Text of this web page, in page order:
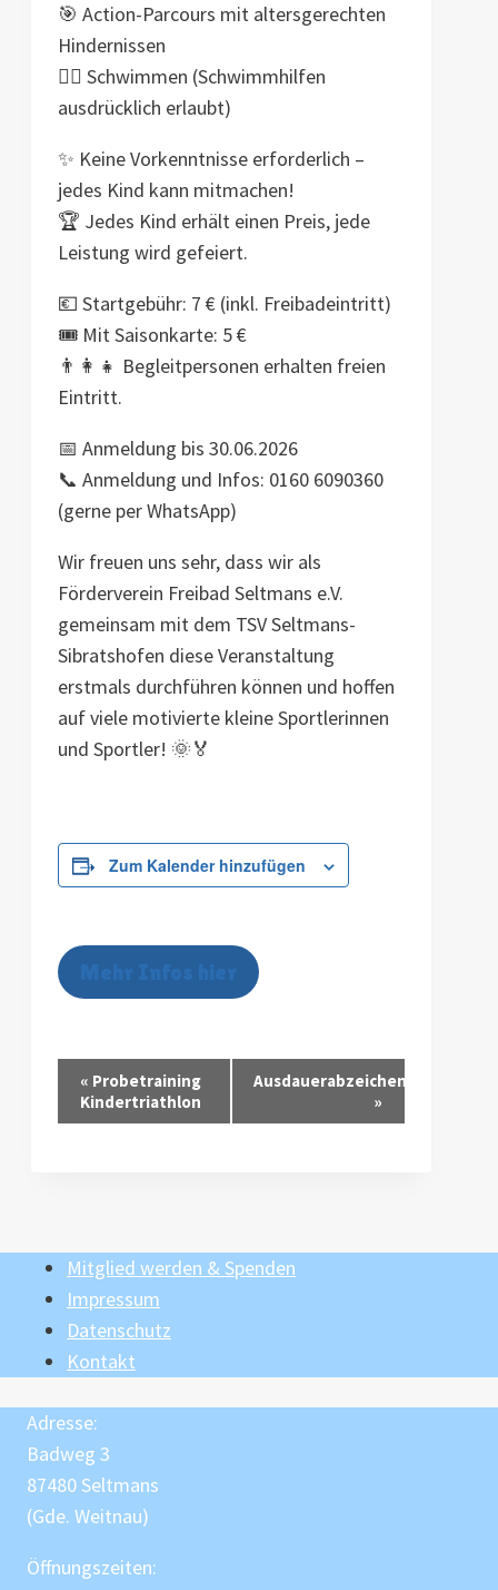
🎯 Action-Parcours mit altersgerechten
Hindernissen
🏊‍♂️ Schwimmen (Schwimmhilfen
ausdrücklich erlaubt)
✨ Keine Vorkenntnisse erforderlich –
jedes Kind kann mitmachen!
🏆 Jedes Kind erhält einen Preis, jede
Leistung wird gefeiert.
💶 Startgebühr: 7 € (inkl. Freibadeintritt)
🎟️ Mit Saisonkarte: 5 €
👨‍👩‍👧 Begleitpersonen erhalten freien
Eintritt.
📅 Anmeldung bis 30.06.2026
📞 Anmeldung und Infos: 0160 6090360
(gerne per WhatsApp)
Wir freuen uns sehr, dass wir als
Förderverein Freibad Seltmans e.V.
gemeinsam mit dem TSV Seltmans-
Sibratshofen diese Veranstaltung
erstmals durchführen können und hoffen
auf viele motivierte kleine Sportlerinnen
und Sportler! 🌞🏅
Zum Kalender hinzufügen
Veranstaltung-
« Probetraining
Kindertriathlon
Ausdauerabzeichen
»
Mitglied werden & Spenden
Impressum
Datenschutz
Kontakt
Adresse:
Badweg 3
87480 Seltmans
(Gde. Weitnau)
Öffnungszeiten: